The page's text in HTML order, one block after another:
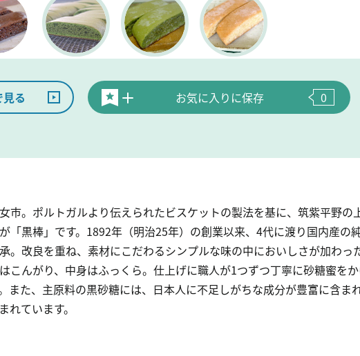
る お気に入りに保存 0
市。ポルトガルより伝えられたビスケットの製法を基に、筑紫平野の
「黒棒」です。1892年（明治25年）の創業以来、4代に渡り国内産の
。改良を重ね、素材にこだわるシンプルな味の中においしさが加わっ
こんがり、中身はふっくら。仕上げに職人が1つずつ丁寧に砂糖蜜をか
また、主原料の黒砂糖には、日本人に不足しがちな成分が豊富に含ま
ています。